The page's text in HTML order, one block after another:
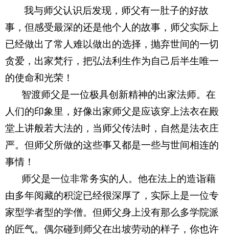
我与师父认识后发现，师父有一肚子的好故
事，但感受最深的还是他个人的故事，师父实际上
已经做出了常人难以做出的选择，抛弃世间的一切
贪爱，出家梵行，把弘法利生作为自己后半生唯一
的使命和光荣！
人们的印象里，好像出家师父是应该穿上法衣在殿
堂上讲般若大法的，当师父传法时，自然是法衣庄
严。但师父所做的这些事又都是一些与世间相连的
事情！
由多年阅藏的积淀已经很深厚了，实际上是一位专
家型学者型的学僧。但师父身上没有那么多学院派
的匠气。偶尔碰到师父在出坡劳动的样子，你也许